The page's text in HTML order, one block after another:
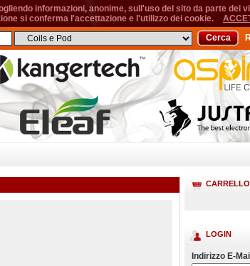
informazioni, anonime, sull'uso del sito da parte dei
si conferma l'accettazione e l'utilizzo dei cookie.
Cerca
CARRELLO
LOGIN
Indirizzo E-